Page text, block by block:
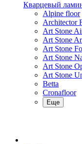
Кварцевый
Alpine floor
Architector
Art Stone
Art Stone
Art Stone
Art Stone
Art Stone
Art Stone
Betta
Cronafloor
Еще